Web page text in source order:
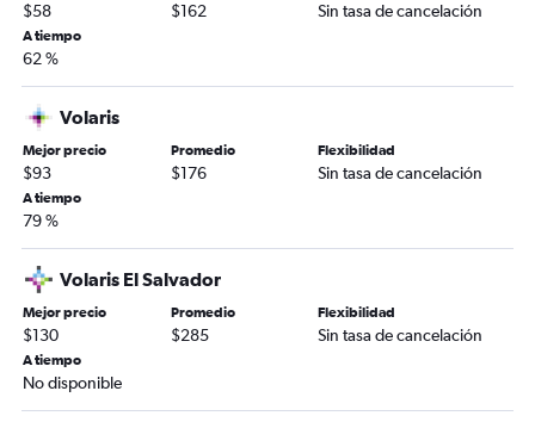
$58 $162 Sin tasa de cancelación
A tiempo
62 %
Volaris
Mejor precio
$93
Promedio
$176
Flexibilidad
Sin tasa de cancelación
A tiempo
79 %
Volaris El Salvador
Mejor precio
$130
Promedio
$285
Flexibilidad
Sin tasa de cancelación
A tiempo
No disponible